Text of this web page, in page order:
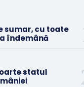
sumar, cu toate
îndemână
statul